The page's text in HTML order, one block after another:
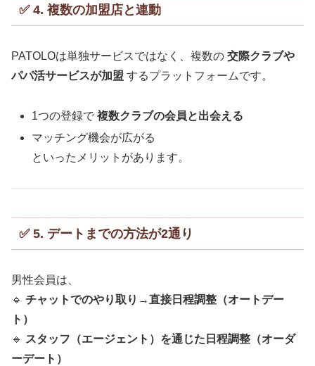
✅ 4. 複数の加盟店と連動
PATOLOは単独サービスではなく、複数の 交際クラブや
パパ活サービスが加盟 するプラットフォームです。
1つの登録で複数クラブの会員と出会える
マッチング機会が広がる
といったメリットがあります。
✅ 5. デートまでの方法が2通り
男性会員は、
🔹 チャットでのやり取り→直接日程調整（オートデー
ト）
🔹 スタッフ（エージェント）を通じた日程調整（オーダ
ーデート）